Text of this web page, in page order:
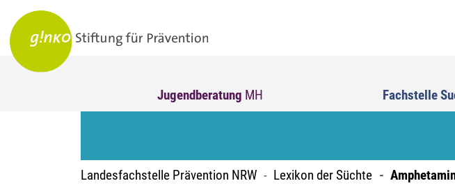
Jugendberatung MH Fachstelle
Landesfachstelle Prävention NRW Lexikon der Süchte